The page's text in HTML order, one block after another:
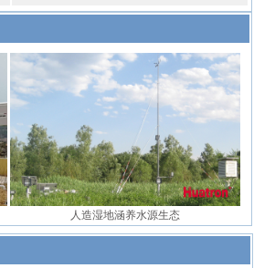
人造湿地涵养水源生态